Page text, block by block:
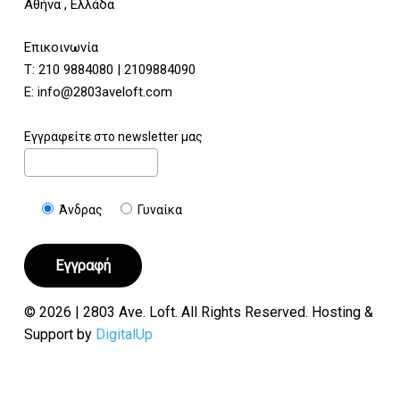
Αθήνα , Ελλάδα
Επικοινωνία
Τ: 210 9884080 | 2109884090
E: info@2803aveloft.com
Εγγραφείτε στο newsletter μας
Άνδρας Γυναίκα
© 2026 | 2803 Ave. Loft. All Rights Reserved. Hosting &
Support by DigitalUp